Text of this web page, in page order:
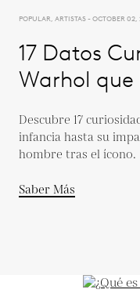
POPULAR, ARTISTAS - OCTOBER
17 Datos
Warhol
Descubre 17
infancia hasta su
hombre tras el ícono.
Saber Más